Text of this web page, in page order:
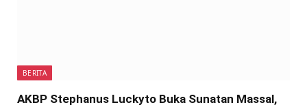
BERITA
AKBP Stephanus Luckyto Buka Sunatan Massal,